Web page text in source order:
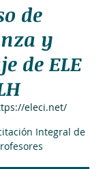
de
y
de ELE
eleci.net/
Integral de